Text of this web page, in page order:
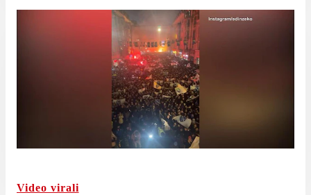
Video virali